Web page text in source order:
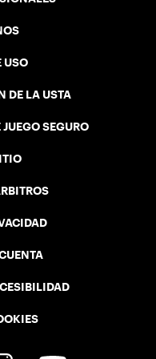
USO
DE LA USTA
SEGURO